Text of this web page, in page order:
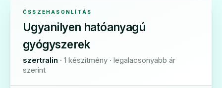
ÖSSZEHASONLÍTÁS
Ugyanilyen hatóanyagú
gyógyszerek
szertralin · 1 készítmény · legalacsonyabb ár
szerint